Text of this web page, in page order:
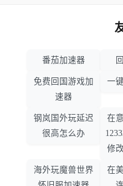
番茄加速器
免费回国游戏加
速器
一
钢岚国外玩延迟
很高怎么办
在
修
海外玩魔兽世界
在